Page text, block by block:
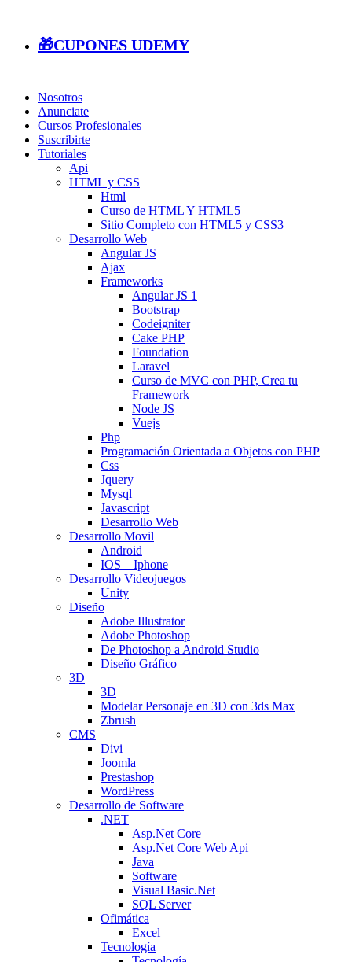
🎁CUPONES UDEMY
Nosotros
Anunciate
Cursos Profesionales
Suscribirte
Tutoriales
Api
HTML y CSS
Html
Curso de HTML Y HTML5
Sitio Completo con HTML5 y CSS3
Desarrollo Web
Angular JS
Ajax
Frameworks
Angular JS 1
Bootstrap
Codeigniter
Cake PHP
Foundation
Laravel
Curso de MVC con PHP, Crea tu
Framework
Node JS
Vuejs
Php
Programación Orientada a Objetos con PHP
Css
Jquery
Mysql
Javascript
Desarrollo Web
Desarrollo Movil
Android
IOS – Iphone
Desarrollo Videojuegos
Unity
Diseño
Adobe Illustrator
Adobe Photoshop
De Photoshop a Android Studio
Diseño Gráfico
3D
3D
Modelar Personaje en 3D con 3ds Max
Zbrush
CMS
Divi
Joomla
Prestashop
WordPress
Desarrollo de Software
.NET
Asp.Net Core
Asp.Net Core Web Api
Java
Software
Visual Basic.Net
SQL Server
Ofimática
Excel
Tecnología